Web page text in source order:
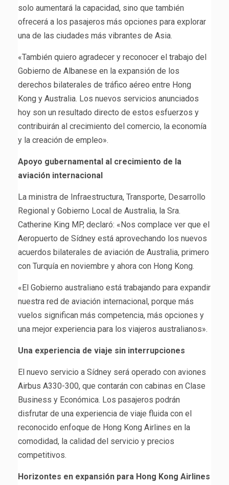
solo aumentará la capacidad, sino que también
ofrecerá a los pasajeros más opciones para explorar
una de las ciudades más vibrantes de Asia.
«También quiero agradecer y reconocer el trabajo del
Gobierno de Albanese en la expansión de los
derechos bilaterales de tráfico aéreo entre Hong
Kong y Australia. Los nuevos servicios anunciados
hoy son un resultado directo de estos esfuerzos y
contribuirán al crecimiento del comercio, la economía
y la creación de empleo».
Apoyo gubernamental al crecimiento de la
aviación internacional
La ministra de Infraestructura, Transporte, Desarrollo
Regional y Gobierno Local de Australia, la Sra.
Catherine King MP, declaró: «Nos complace ver que el
Aeropuerto de Sídney está aprovechando los nuevos
acuerdos bilaterales de aviación de Australia, primero
con Turquía en noviembre y ahora con Hong Kong.
«El Gobierno australiano está trabajando para expandir
nuestra red de aviación internacional, porque más
vuelos significan más competencia, más opciones y
una mejor experiencia para los viajeros australianos».
Una experiencia de viaje sin interrupciones
El nuevo servicio a Sídney será operado con aviones
Airbus A330-300, que contarán con cabinas en Clase
Business y Económica. Los pasajeros podrán
disfrutar de una experiencia de viaje fluida con el
reconocido enfoque de Hong Kong Airlines en la
comodidad, la calidad del servicio y precios
competitivos.
Horizontes en expansión para Hong Kong Airlines